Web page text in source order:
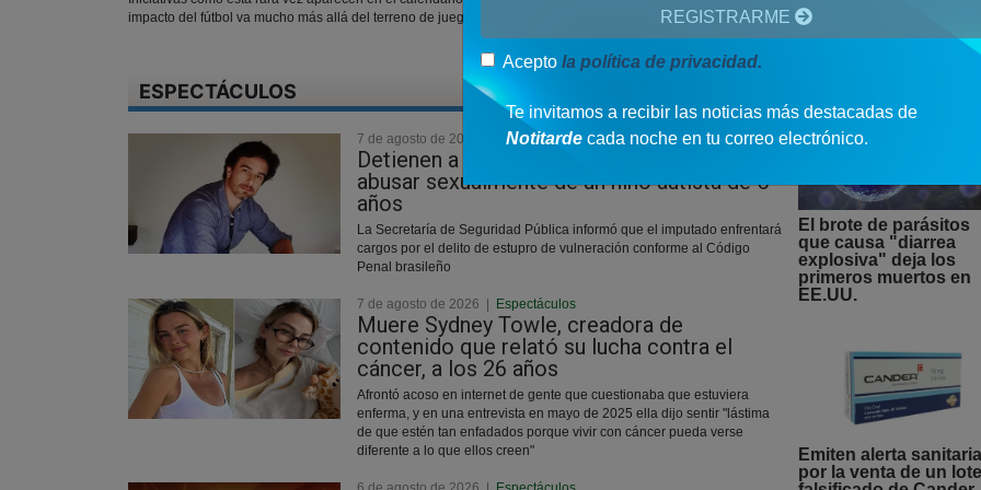
impacto del fútbol va mucho más allá del terreno de juego
ESPECTÁCULOS
7 de agosto de 2026 Espectáculos
Detienen a un actor brasileño acusado de
abusar sexualmente de un niño autista de 5
años
La Secretaría de Seguridad Pública informó que el imputado enfrentará
cargos por el delito de estupro de vulneración conforme al Código
Penal brasileño
7 de agosto de 2026 | Espectáculos
Muere Sydney Towle, creadora de
contenido que relató su lucha contra el
cáncer, a los 26 años
Afrontó acoso en internet de gente que cuestionaba que estuviera
enferma, y en una entrevista en mayo de 2025 ella dijo sentir "lástima
de que estén tan enfadados porque vivir con cáncer pueda verse
diferente a lo que ellos creen"
HOPE habilita atención
gratuita tras
El brote de parásitos
que causa "diarrea
explosiva" deja los
primeros muertos en
EE.UU.
Emiten alerta sanitaria
por la venta de un lote
REGISTRARME
Acepto la política de privacidad.
Te invitamos a recibir las noticias más destacadas de
Notitarde cada noche en tu correo electrónico.